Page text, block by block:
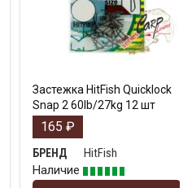
Застежка HitFish Quicklock
Snap 2 60lb/27kg 12 шт
165 ₽
БРЕНД
HitFish
Наличие